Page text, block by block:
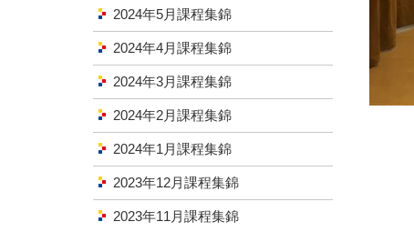
2024年5月課程集錦
2024年4月課程集錦
2024年3月課程集錦
2024年2月課程集錦
2024年1月課程集錦
2023年12月課程集錦
2023年11月課程集錦